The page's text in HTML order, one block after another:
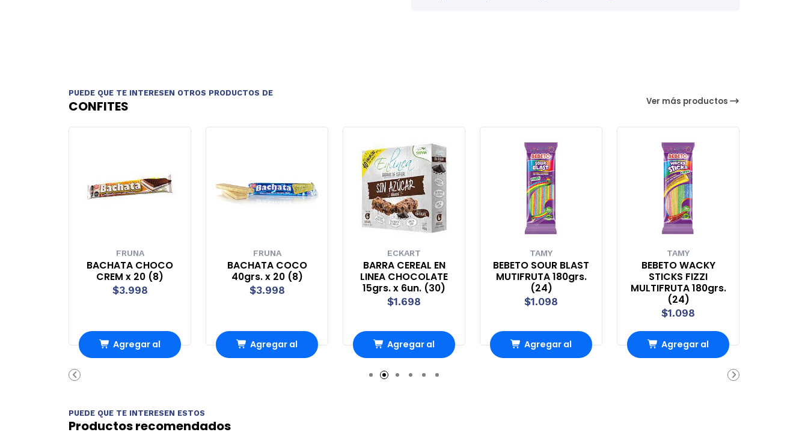
PUEDE QUE TE INTERESEN OTROS PRODUCTOS DE
CONFITES Ver más productos
FRUNA
BACHATA CHOCO
CREM x 20 (8)
$3.998
Agregar al
FRUNA
BACHATA COCO
40grs. x 20 (8)
$3.998
Agregar al
ECKART
BARRA CEREAL EN
LINEA CHOCOLATE
15grs. x 6un. (30)
$1.698
Agregar al
Carro
TAMY
BEBETO SOUR BLAST
MUTIFRUTA 180grs.
(24)
$1.098
Agregar al
TAMY
BEBETO WACKY
STICKS FIZZI
MULTIFRUTA 180grs.
(24)
$1.098
Agregar al
PUEDE QUE TE INTERESEN ESTOS
Productos recomendados